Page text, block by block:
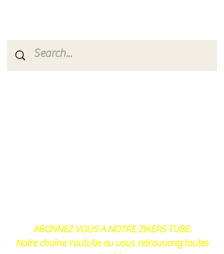
ABONNEZ VOUS A NOTRE ZIKERS TUBE.
Notre chaine Youtube ou vous retrouverez toutes